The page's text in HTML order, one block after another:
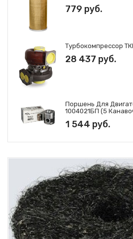
779 руб.
Турбокомпрессор
28 437 руб.
Поршень Для
1004021БП (5
1 544 руб.